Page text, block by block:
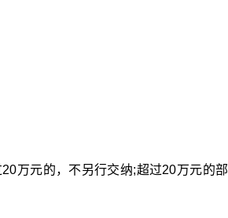
万元的，不另行交纳;超过20万元的部